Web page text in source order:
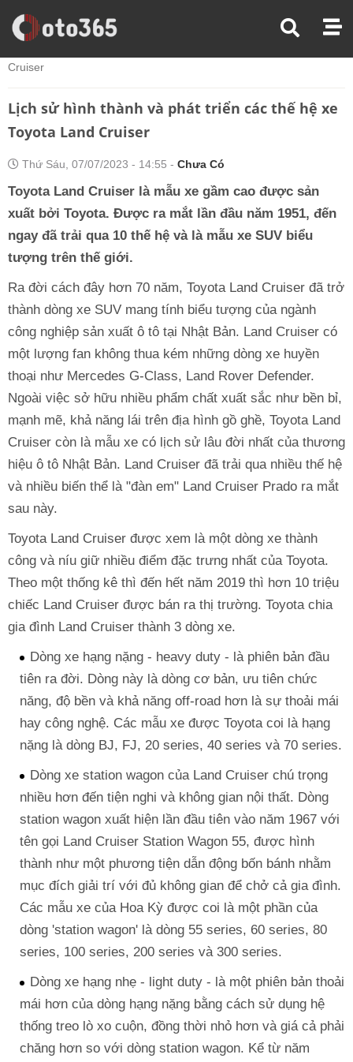
Trang Chủ
Kiến Thức Xe
Cruiser
Lịch sử hình thành và phát triển các thế hệ xe
Toyota Land Cruiser
Thứ Sáu, 07/07/2023 - 14:55 - Chưa Có
Toyota Land Cruiser là mẫu xe gầm cao được sản
xuất bởi Toyota. Được ra mắt lần đầu năm 1951, đến
ngay đã trải qua 10 thế hệ và là mẫu xe SUV biểu
tượng trên thế giới.
Ra đời cách đây hơn 70 năm, Toyota Land Cruiser đã trở
thành dòng xe SUV mang tính biểu tượng của ngành
công nghiệp sản xuất ô tô tại Nhật Bản. Land Cruiser có
một lượng fan không thua kém những dòng xe huyền
thoại như Mercedes G-Class, Land Rover Defender.
Ngoài việc sở hữu nhiều phẩm chất xuất sắc như bền bỉ,
mạnh mẽ, khả năng lái trên địa hình gồ ghề, Toyota Land
Cruiser còn là mẫu xe có lịch sử lâu đời nhất của thương
hiệu ô tô Nhật Bản. Land Cruiser đã trải qua nhiều thế hệ
và nhiều biến thể là "đàn em" Land Cruiser Prado ra mắt
sau này.
Toyota Land Cruiser được xem là một dòng xe thành
công và níu giữ nhiều điểm đặc trưng nhất của Toyota.
Theo một thống kê thì đến hết năm 2019 thì hơn 10 triệu
chiếc Land Cruiser được bán ra thị trường. Toyota chia
gia đình Land Cruiser thành 3 dòng xe.
Dòng xe hạng nặng - heavy duty - là phiên bản đầu
tiên ra đời. Dòng này là dòng cơ bản, ưu tiên chức
năng, độ bền và khả năng off-road hơn là sự thoải mái
hay công nghệ. Các mẫu xe được Toyota coi là hạng
nặng là dòng BJ, FJ, 20 series, 40 series và 70 series.
Dòng xe station wagon của Land Cruiser chú trọng
nhiều hơn đến tiện nghi và không gian nội thất. Dòng
station wagon xuất hiện lần đầu tiên vào năm 1967 với
tên gọi Land Cruiser Station Wagon 55, được hình
thành như một phương tiện dẫn động bốn bánh nhằm
mục đích giải trí với đủ không gian để chở cả gia đình.
Các mẫu xe của Hoa Kỳ được coi là một phần của
dòng 'station wagon' là dòng 55 series, 60 series, 80
series, 100 series, 200 series và 300 series.
Dòng xe hạng nhẹ - light duty - là một phiên bản thoải
mái hơn của dòng hạng nặng bằng cách sử dụng hệ
thống treo lò xo cuộn, đồng thời nhỏ hơn và giá cả phải
chăng hơn so với dòng station wagon. Kể từ năm